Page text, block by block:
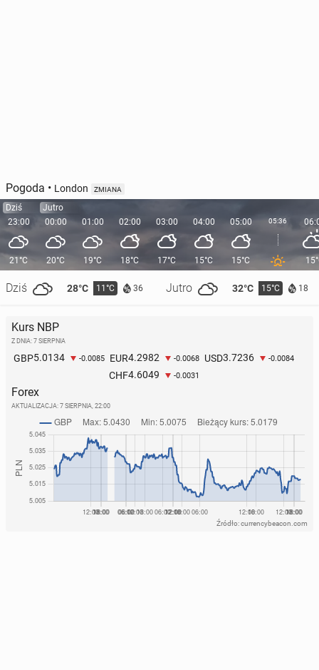
Pogoda • London ZMIANA
Dziś
23:00
21°C
Dziś 28°C 11°C 36 Jutro 32°C 15°C 18
Jutro
00:00
20°C
01:00
19°C
02:00
18°C
03:00
17°C
04:00
15°C
05:00
15°C
05:36
Kurs NBP
Z DNIA: 7 SIERPNIA
GBP5.0134 -0.0085 EUR4.2982 -0.0068 USD3.7236 -0.0084
CHF4.6049 -0.0031
Forex
AKTUALIZACJA: 7 SIERPNIA, 22:00
Źródło: currencybeacon.com